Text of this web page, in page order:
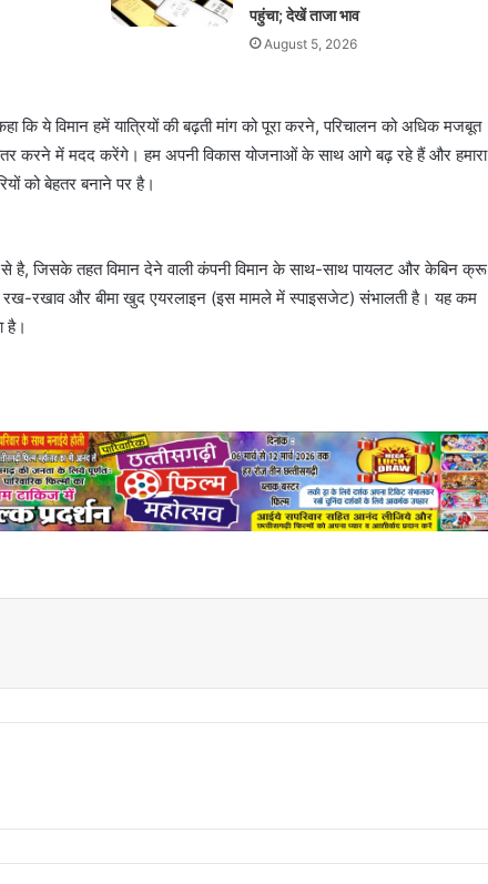
पहुंचा; देखें ताजा भाव
August 5, 2026
कि ये विमान हमें यात्रियों की बढ़ती मांग को पूरा करने, परिचालन को अधिक मजबूत
करने में मदद करेंगे। हम अपनी विकास योजनाओं के साथ आगे बढ़ रहे हैं और हमारा
को बेहतर बनाने पर है।
है, जिसके तहत विमान देने वाली कंपनी विमान के साथ-साथ पायलट और केबिन क्रू
रख-रखाव और बीमा खुद एयरलाइन (इस मामले में स्पाइसजेट) संभालती है। यह कम
है।